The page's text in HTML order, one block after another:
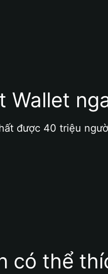
Wallet
được 40 triệu
có thể